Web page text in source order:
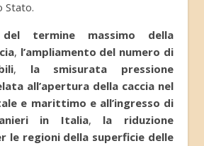
Stato.
del termine massimo della
, l’ampliamento del numero di
, la smisurata pressione
all’apertura della caccia nel
e marittimo e all’ingresso di
in Italia, la riduzione
le regioni della superficie delle